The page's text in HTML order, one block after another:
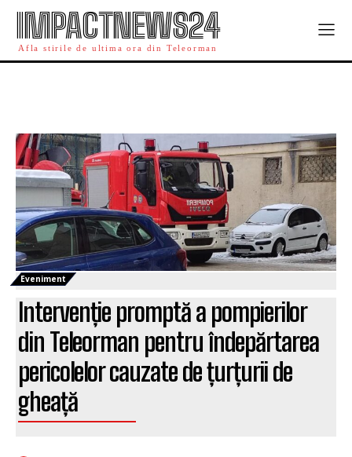
IMPACTNEWS24
Afla stirile de ultima ora din Teleorman
Eveniment
Intervenție promptă a pompierilor
din Teleorman pentru îndepărtarea
pericolelor cauzate de țurțurii de
gheață